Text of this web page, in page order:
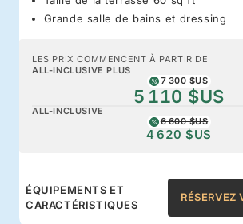
Grande salle de bains et dressing
LES PRIX COMMENCENT À PARTIR DE
ALL-INCLUSIVE PLUS
7 300 $US
5 110 $US
ALL-INCLUSIVE
6 600 $US
4 620 $US
ÉQUIPEMENTS ET
CARACTÉRISTIQUES
RÉSERVEZ